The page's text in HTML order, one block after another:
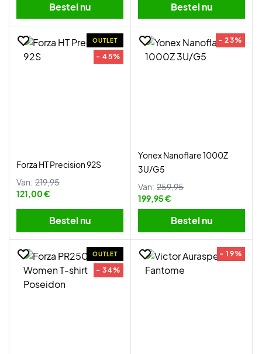
Bestel nu Bestel nu
OUTLET
- 45%
Forza HT Precision 92S
Van: 219,95
121,00 €
Bestel nu
- 23%
Yonex Nanoflare 1000Z
3U/G5
Van: 259,95
199,95 €
Bestel nu
OUTLET
- 34%
- 19%